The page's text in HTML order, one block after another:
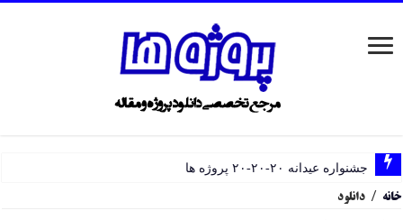
جشنواره عیدانه ۲۰-۲۰-۲۰ پروژه ها
خانه / دانلود